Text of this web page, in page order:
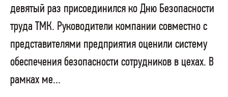
девятый раз присоединился ко Дню Безопасности
труда ТМК. Руководители компании совместно с
представителями предприятия оценили систему
обеспечения безопасности сотрудников в цехах. В
рамках ме...